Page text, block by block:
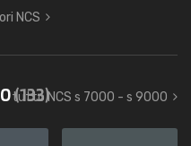
NCS
(133)
tutto NCS s 7000 - s 9000